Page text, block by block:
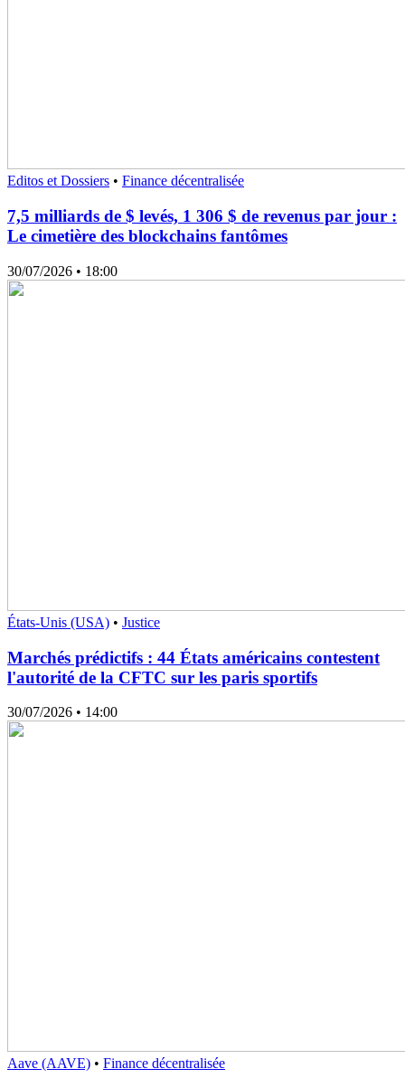
Editos et Dossiers • Finance décentralisée
7,5 milliards de $ levés, 1 306 $ de revenus par jour :
Le cimetière des blockchains fantômes
30/07/2026 • 18:00
États-Unis (USA) • Justice
Marchés prédictifs : 44 États américains contestent
l'autorité de la CFTC sur les paris sportifs
30/07/2026 • 14:00
Aave (AAVE) • Finance décentralisée